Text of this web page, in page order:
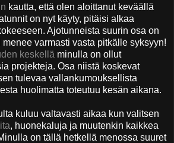
kautta, että olen aloittanut keväällä
on nyt käyty, pitäisi alkaa
Ajotunneista suurin osa on
varmasti vasta pitkälle syksyyn!
keskellä minulla on ollut
projekteja. Osa niistä koskevat
tulevaa vallankumouksellista
huolimatta toteutuu kesän aikana.
kuluu valtavasti aikaa kun valitsen
, huonekaluja ja muutenkin kaikkea
on tällä hetkellä menossa suuret